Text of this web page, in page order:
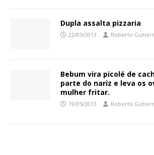
Dupla assalta pizzaria
22/05/2013 Roberto
Bebum vira picolé de
parte do nariz e leva os
mulher fritar.
19/05/2013 Roberto